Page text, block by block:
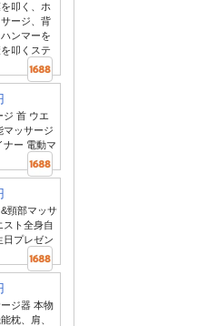
叩く、ホ
ージ、背
ンマーを
叩くステ
ジ 首 ウエ
マッサージ
ナー 電動マ
頸部マッサ
スト全身自
日プレゼン
ジ器 本物
枕、肩、